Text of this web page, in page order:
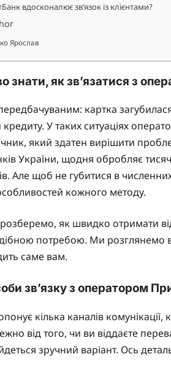
вдосконалює зв’язок із клієнтами?
Ярослав
знати, як зв’язатися з
картка
У таких ситуаціях
який здатен вирішити
України, щодня обробляє
Але щоб не губитися в
кожного методу.
як швидко отримати
потребою. Ми розглянемо
саме вам.
зв’язку з оператором
кілька каналів комунікації,
від того, чи ви віддаєте
зручний варіант. Ось